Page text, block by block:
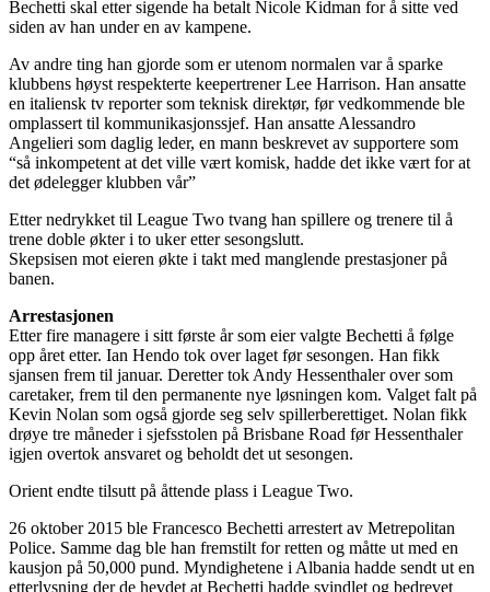
Bechetti skal etter sigende ha betalt Nicole Kidman for å sitte ved
siden av han under en av kampene.
Av andre ting han gjorde som er utenom normalen var å sparke
klubbens høyst respekterte keepertrener Lee Harrison. Han ansatte
en italiensk tv reporter som teknisk direktør, før vedkommende ble
omplassert til kommunikasjonssjef. Han ansatte Alessandro
Angelieri som daglig leder, en mann beskrevet av supportere som
“så inkompetent at det ville vært komisk, hadde det ikke vært for at
det ødelegger klubben vår”
Etter nedrykket til League Two tvang han spillere og trenere til å
trene doble økter i to uker etter sesongslutt.
Skepsisen mot eieren økte i takt med manglende prestasjoner på
banen.
Arrestasjonen
Etter fire managere i sitt første år som eier valgte Bechetti å følge
opp året etter. Ian Hendo tok over laget før sesongen. Han fikk
sjansen frem til januar. Deretter tok Andy Hessenthaler over som
caretaker, frem til den permanente nye løsningen kom. Valget falt på
Kevin Nolan som også gjorde seg selv spillerberettiget. Nolan fikk
drøye tre måneder i sjefsstolen på Brisbane Road før Hessenthaler
igjen overtok ansvaret og beholdt det ut sesongen.
Orient endte tilsutt på åttende plass i League Two.
26 oktober 2015 ble Francesco Bechetti arrestert av Metrepolitan
Police. Samme dag ble han fremstilt for retten og måtte ut med en
kausjon på 50,000 pund. Myndighetene i Albania hadde sendt ut en
etterlysning der de hevdet at Bechetti hadde svindlet og bedrevet